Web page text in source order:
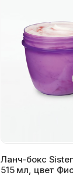
Ланч-бокс
515 мл, цвет